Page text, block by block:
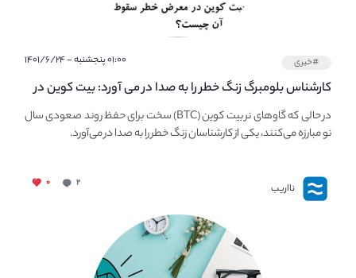
#خبری ۰۱:۰۰ پنجشنبه - ۱۴۰۱/۶/۲۴
کارشناس بلومبرگ زنگ خطر را به صدا در می آورد: بیت کوین در
معرض خطر سقوط بزرگ است - دلیل آن چیست؟در حالی که گاوهای نر بیت کوین (BTC) سخت برای حفظ روند صعودی سال
نو مبارزه می‌کنند، یکی از کارشناسان زنگ خطر را به صدا در می‌آورد.
نااریب ۲ ۰